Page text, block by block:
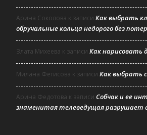
Арина Соколова к записи Как выбрать
обручальные кольца недорого без
Злата Михеева к записи Как нарисовать
Милана Фетисова к записи Как выбрать
Арина Федотова к записи Собчак и ее
знаменитая телеведущая разрушает